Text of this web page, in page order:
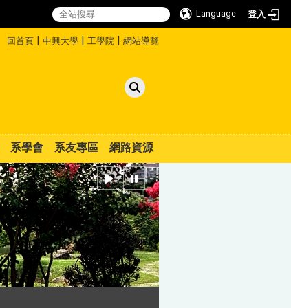
Language 登入
回首頁 | 中興大學 | 工學院 | 網站導覽
系學會 系友專區 網路資源